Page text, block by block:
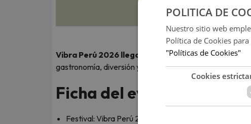
Vibra Perú 2026 llega en Fiestas Patriascomo la
gastronomía, diversión y orgullo peruano
Ficha del evento
Festival: Vibra Perú 2026
POLITICA DE
Nuestro sitio web
Política de Cookies
"Políticas de Cookies"
Cookies